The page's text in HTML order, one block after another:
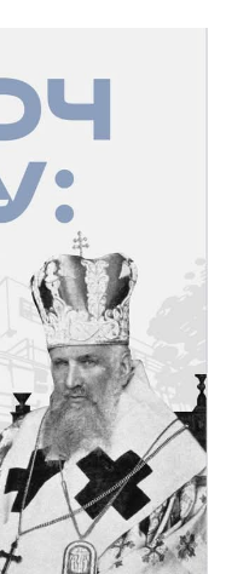
Лозова)
Богородиці (смт
м. Берестин
(м. Полтава)
Полтава)
(с. Шевченки)
Богородиці (с. Дашківка)